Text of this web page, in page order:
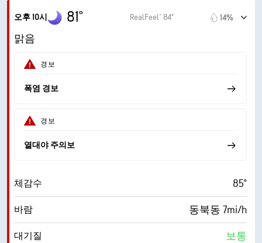
이슬점
AccuLumen Brightness Index™
구름량
가시거리
운저 30000ft
오후 10시 81° RealFeel® 84° 14%
맑음
경보
폭염 경보
경보
열대야 주의보
체감수 85°
바람 동북동 7mi/h
대기질 보통